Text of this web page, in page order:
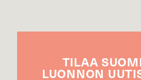
TILAA
LUONNON